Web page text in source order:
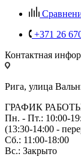
+371 26
Контактная
Рига, улица
ГРАФИК
Пн. - Пт.: 10:00-
(13:30-14:00 -
Сб.: 11:00-18:00
Вс.: Закрыто